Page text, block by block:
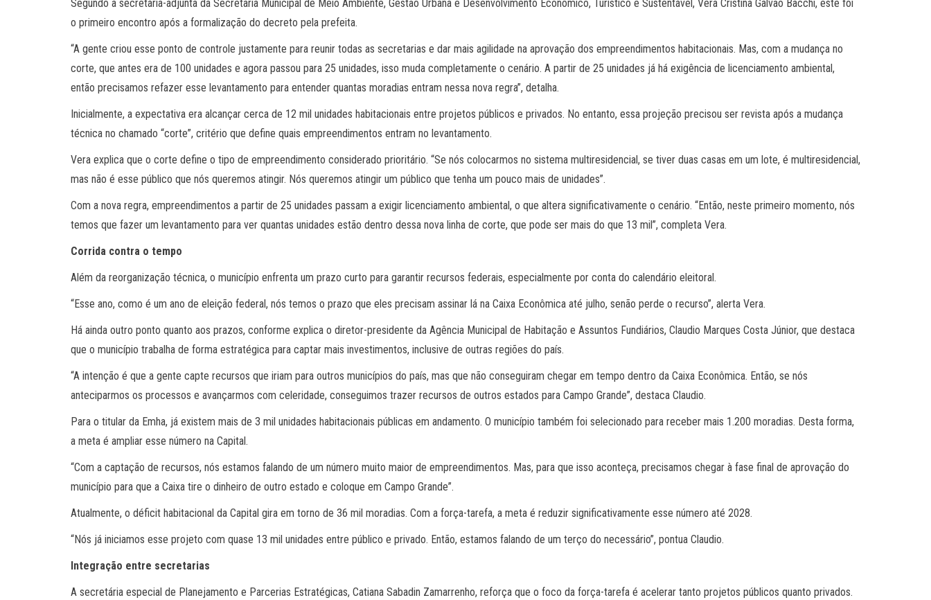
Segundo a secretária-adjunta da Secretaria Municipal de Meio Ambiente, Gestão Urbana e Desenvolvimento Econômico, Turístico e Sustentável, Vera Cristina Galvão Bacchi, este foi
o primeiro encontro após a formalização do decreto pela prefeita.
“A gente criou esse ponto de controle justamente para reunir todas as secretarias e dar mais agilidade na aprovação dos empreendimentos habitacionais. Mas, com a mudança no
corte, que antes era de 100 unidades e agora passou para 25 unidades, isso muda completamente o cenário. A partir de 25 unidades já há exigência de licenciamento ambiental,
então precisamos refazer esse levantamento para entender quantas moradias entram nessa nova regra”, detalha.
Inicialmente, a expectativa era alcançar cerca de 12 mil unidades habitacionais entre projetos públicos e privados. No entanto, essa projeção precisou ser revista após a mudança
técnica no chamado “corte”, critério que define quais empreendimentos entram no levantamento.
Vera explica que o corte define o tipo de empreendimento considerado prioritário. “Se nós colocarmos no sistema multiresidencial, se tiver duas casas em um lote, é multiresidencial,
mas não é esse público que nós queremos atingir. Nós queremos atingir um público que tenha um pouco mais de unidades”.
Com a nova regra, empreendimentos a partir de 25 unidades passam a exigir licenciamento ambiental, o que altera significativamente o cenário. “Então, neste primeiro momento, nós
temos que fazer um levantamento para ver quantas unidades estão dentro dessa nova linha de corte, que pode ser mais do que 13 mil”, completa Vera.
Corrida contra o tempo
Além da reorganização técnica, o município enfrenta um prazo curto para garantir recursos federais, especialmente por conta do calendário eleitoral.
“Esse ano, como é um ano de eleição federal, nós temos o prazo que eles precisam assinar lá na Caixa Econômica até julho, senão perde o recurso”, alerta Vera.
Há ainda outro ponto quanto aos prazos, conforme explica o diretor-presidente da Agência Municipal de Habitação e Assuntos Fundiários, Claudio Marques Costa Júnior, que destaca
que o município trabalha de forma estratégica para captar mais investimentos, inclusive de outras regiões do país.
“A intenção é que a gente capte recursos que iriam para outros municípios do país, mas que não conseguiram chegar em tempo dentro da Caixa Econômica. Então, se nós
anteciparmos os processos e avançarmos com celeridade, conseguimos trazer recursos de outros estados para Campo Grande”, destaca Claudio.
Para o titular da Emha, já existem mais de 3 mil unidades habitacionais públicas em andamento. O município também foi selecionado para receber mais 1.200 moradias. Desta forma,
a meta é ampliar esse número na Capital.
“Com a captação de recursos, nós estamos falando de um número muito maior de empreendimentos. Mas, para que isso aconteça, precisamos chegar à fase final de aprovação do
município para que a Caixa tire o dinheiro de outro estado e coloque em Campo Grande”.
Atualmente, o déficit habitacional da Capital gira em torno de 36 mil moradias. Com a força-tarefa, a meta é reduzir significativamente esse número até 2028.
“Nós já iniciamos esse projeto com quase 13 mil unidades entre público e privado. Então, estamos falando de um terço do necessário”, pontua Claudio.
Integração entre secretarias
A secretária especial de Planejamento e Parcerias Estratégicas, Catiana Sabadin Zamarrenho, reforça que o foco da força-tarefa é acelerar tanto projetos públicos quanto privados.